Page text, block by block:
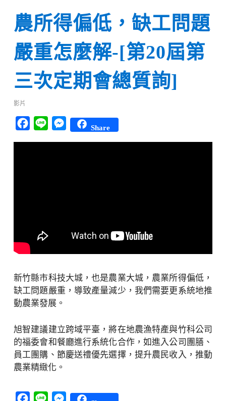
農所得偏低，缺工問題
嚴重怎麼解-[第20屆第
三次定期會總質詢]
影片
Facebook
Line Messenger
Share
新竹縣市科技大城，也是農業大城，農業所得偏低，
缺工問題嚴重，導致產量減少，我們需要更系統地推
動農業發展。
旭智建議建立跨域平臺，將在地農漁特產與竹科公司
的福委會和餐廳進行系統化合作，如進入公司團膳、
員工團購、節慶送禮優先選擇，提升農民收入，推動
農業精緻化。
Facebook
Line Messenger